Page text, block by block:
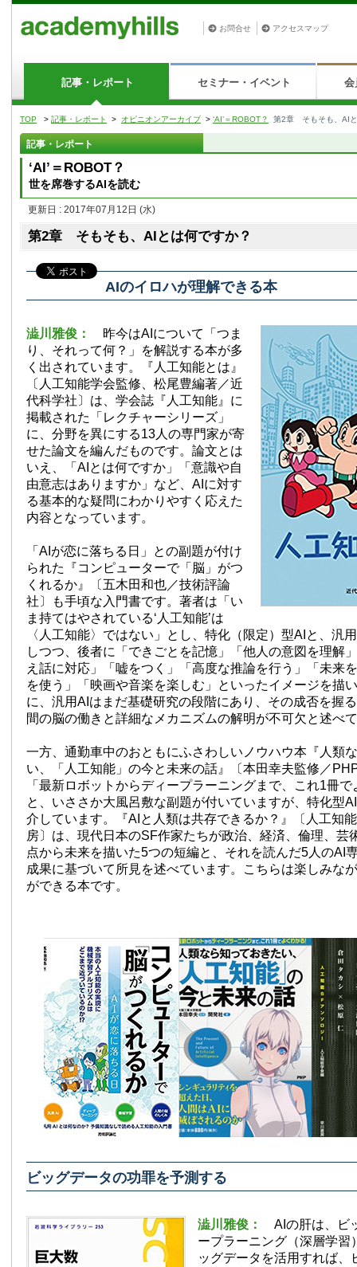
お問合せ アクセスマップ
記事・レポート セミナー・イベント 会
TOP > 記事・レポート > オピニオンアーカイブ > ‘AI’＝ROBOT？ 第2章 そもそも、AI
記事・レポート
‘AI’＝ROBOT？
世を席巻するAIを読む
更新日 : 2017年07月12日 (水)
第2章 そもそも、AIとは何ですか？
AIのイロハが理解できる本
澁川雅俊： 昨今はAIについて「つま
り、それって何？」を解説する本が多
く出されています。『人工知能とは』
〔人工知能学会監修、松尾豊編著／近
代科学社〕は、学会誌『人工知能』に
掲載された「レクチャーシリーズ」
に、分野を異にする13人の専門家が寄
せた論文を編んだものです。論文とは
いえ、「AIとは何ですか」「意識や自
由意志はありますか」など、AIに対す
る基本的な疑問にわかりやすく応えた
内容となっています。
「AIが恋に落ちる日」との副題が付け
られた『コンピューターで「脳」がつ
くれるか』〔五木田和也／技術評論
社〕も手頃な入門書です。著者は「い
ま持てはやされている‘人工知能’は
〈人工知能〉ではない」とし、特化（限定）型AIと、汎
しつつ、後者に「できごとを記憶」「他人の意図を理解
え話に対応」「嘘をつく」「高度な推論を行う」「未来
を使う」「映画や音楽を楽しむ」といったイメージを描
に、汎用AIはまだ基礎研究の段階にあり、その成否を握
間の脳の働きと詳細なメカニズムの解明が不可欠と述べ
一方、通勤車中のおともにふさわしいノウハウ本『人類
い、「人工知能」の今と未来の話』〔本田幸夫監修／
「最新ロボットからディープラーニングまで、これ1冊
と、いささか大風呂敷な副題が付いていますが、特化型
介しています。『AIと人類は共存できるか？』〔人工知
房〕は、現代日本のSF作家たちが政治、経済、倫理、芸
点から未来を描いた5つの短編と、それを読んだ5人のAI
成果に基づいて所見を述べています。こちらは楽しみな
ができる本です。
ビッグデータの功罪を予測する
澁川雅俊： AIの肝は、ビ
ープラーニング（深層学習
ッグデータを活用すれば、